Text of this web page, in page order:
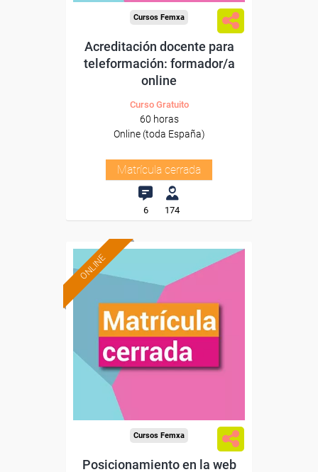
Cursos Femxa
Acreditación docente para
teleformación: formador/a
online
Curso Gratuito
60 horas
Online (toda España)
Matrícula cerrada
6 174
ONLINE
Cursos Femxa
Posicionamiento en la web